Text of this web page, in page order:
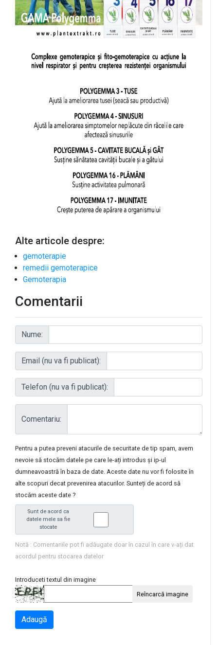
Alte articole despre:
gemoterapie
remedii gemoterapice
Gemoterapia
Comentarii
Nume:
Email (nu va fi publicat):
Telefon (nu va fi publicat):
Comentariu:
Pentru a putea preveni atacurile de securitate de tip spam, avem
nevoie să stocăm datele pe care le-ați introdus și ip-ul
dumneavoastră în baza de date. Aceste date nu vor fi folosite în
alte scopuri decat prevenirea atacurilor. Sunteți de acord să
stocăm aceste date ?
Sunt de acord ca
datele mele sa fie
stocate
Notă : Comentariile pot fi adăugate doar în cazul în care v-ați dat
acordul pentru stocarea datelor
Introduceti textul din imagine
Reîncarcă imagine
Adaugă